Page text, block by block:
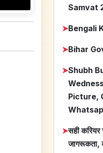
Samvat
➤Bengali
➤Bihar
➤Shubh
Picture,
➤सही
जागरूकता,